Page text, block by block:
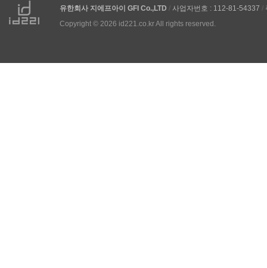
유한회사 지에프아이 GFI Co.,LTD / 사업자번호 : 112-81-54337 /
Copyright © 2026 id221.co.kr All rights reserved.